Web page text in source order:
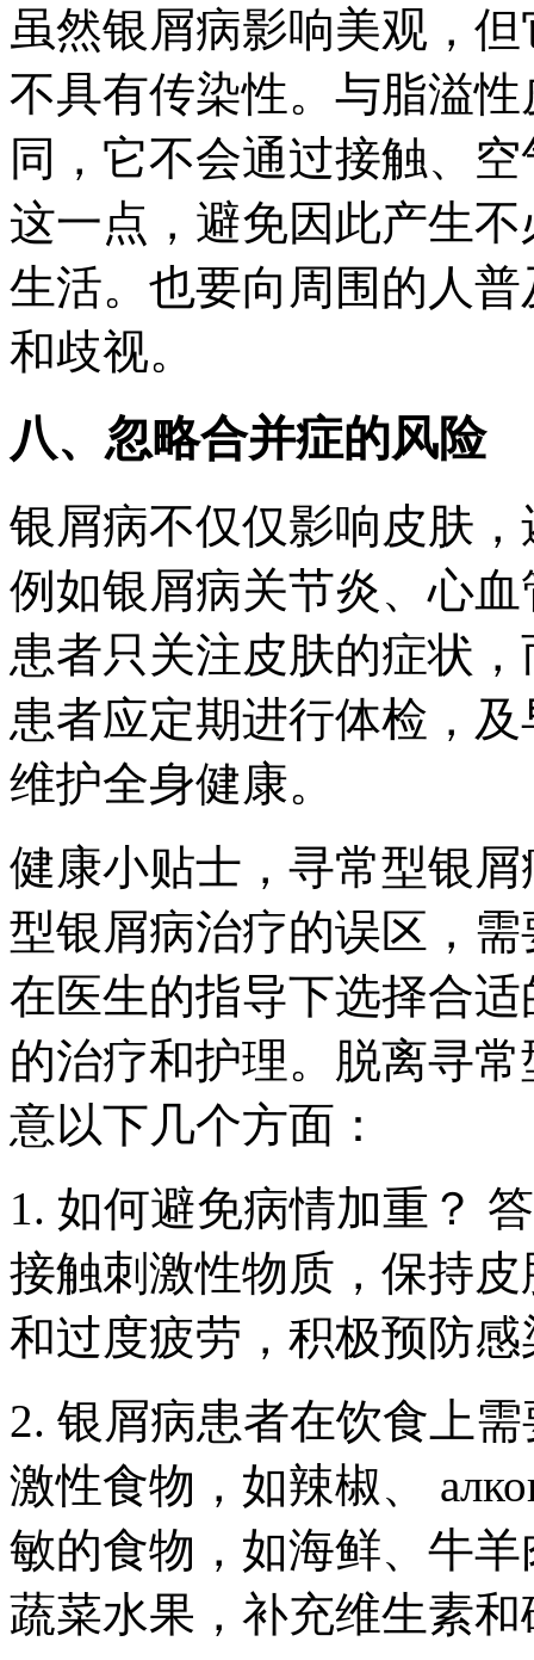
虽然银屑病影响美观，
不具有传染性。与脂溢
同，它不会通过接触、
这一点，避免因此产生
生活。也要向周围的人
和歧视。
八、忽略合并症的风险
银屑病不仅仅影响皮肤
例如银屑病关节炎、心
患者只关注皮肤的症状
患者应定期进行体检，
维护全身健康。
健康小贴士，寻常型银
型银屑病治疗的误区，
在医生的指导下选择合
的治疗和护理。脱离寻
意以下几个方面：
1. 如何避免病情加重？
接触刺激性物质，保持
和过度疲劳，积极预防感
2. 银屑病患者在饮食上
激性食物，如辣椒、
敏的食物，如海鲜、牛
蔬菜水果，补充维生素